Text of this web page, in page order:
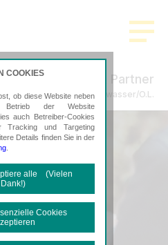
Freund & Partner
Steuerberatung in Weißwasser/O.L.
COOKIES
ob diese Website neben
Betrieb der Website
auch Betreiber-Cookies
Tracking und Targeting
Details finden Sie in der
alle (Vielen
Dank!)
Cookies